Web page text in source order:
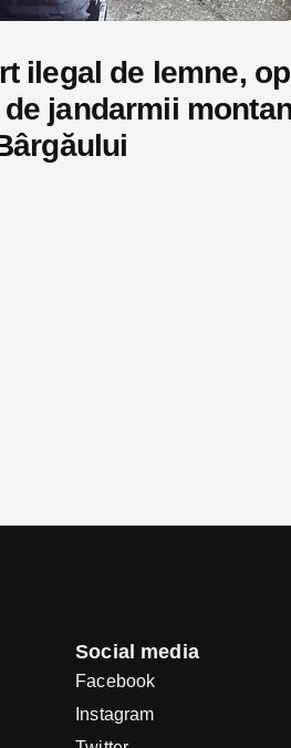
ilegal de lemne,
jandarmii
Social media
Facebook
Instagram